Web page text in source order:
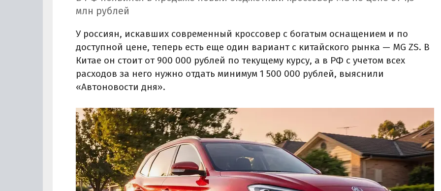
млн рублей
У россиян, искавших современный кроссовер с богатым оснащением и по
доступной цене, теперь есть еще один вариант с китайского рынка — MG ZS. В
Китае он стоит от 900 000 рублей по текущему курсу, а в РФ с учетом всех
расходов за него нужно отдать минимум 1 500 000 рублей, выяснили
«Автоновости дня».